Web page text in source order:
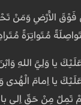
الاَْرْضِ وَمَنْ تَحْتَ
مُتَواتِرَةً
يا وَلِيَّ اللهِ
عَلَيْكَ يا اِمامَ
تَمِلْ مِنْ حَقٍّ اِلى